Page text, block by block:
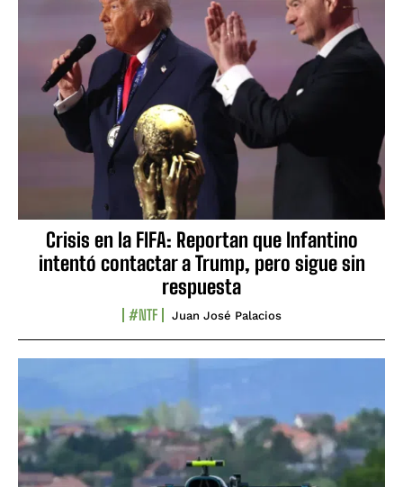
Crisis en la FIFA: Reportan que Infantino
intentó contactar a Trump, pero sigue sin
respuesta
#NTF Juan José Palacios